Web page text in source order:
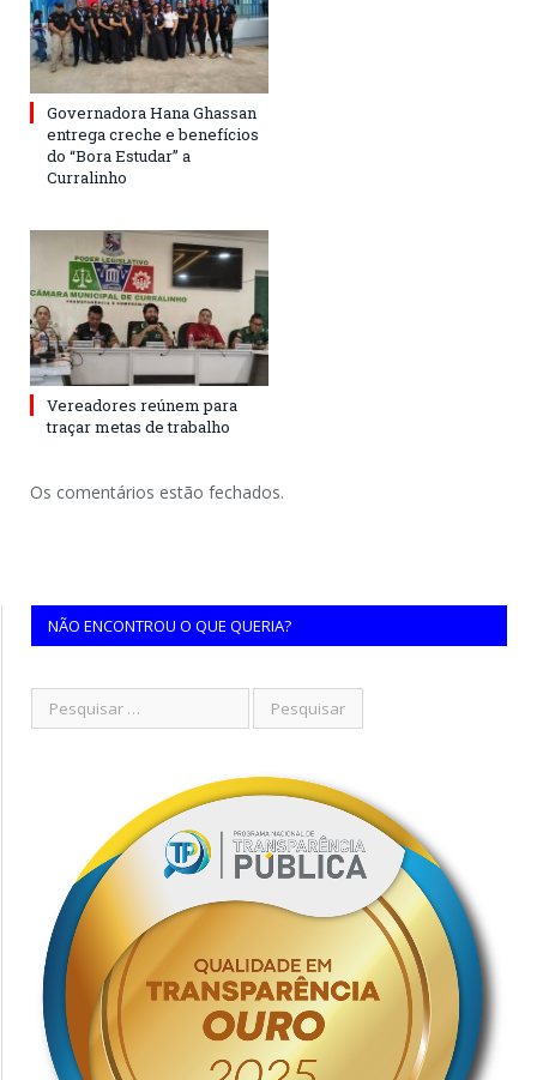
Governadora Hana Ghassan
entrega creche e benefícios
do “Bora Estudar” a
Curralinho
Vereadores reúnem para
traçar metas de trabalho
Os comentários estão fechados.
NÃO ENCONTROU O QUE QUERIA?